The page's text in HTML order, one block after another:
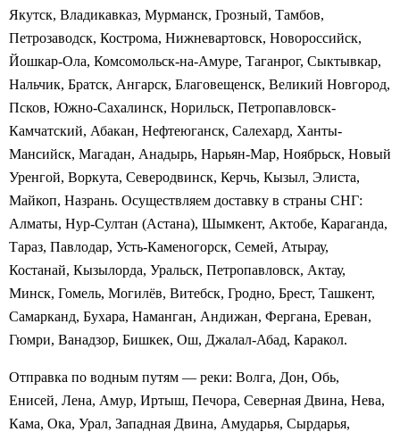
Якутск, Владикавказ, Мурманск, Грозный, Тамбов,
Петрозаводск, Кострома, Нижневартовск, Новороссийск,
Йошкар-Ола, Комсомольск-на-Амуре, Таганрог, Сыктывкар,
Нальчик, Братск, Ангарск, Благовещенск, Великий Новгород,
Псков, Южно-Сахалинск, Норильск, Петропавловск-
Камчатский, Абакан, Нефтеюганск, Салехард, Ханты-
Мансийск, Магадан, Анадырь, Нарьян-Мар, Ноябрьск, Новый
Уренгой, Воркута, Северодвинск, Керчь, Кызыл, Элиста,
Майкоп, Назрань. Осуществляем доставку в страны СНГ:
Алматы, Нур-Султан (Астана), Шымкент, Актобе, Караганда,
Тараз, Павлодар, Усть-Каменогорск, Семей, Атырау,
Костанай, Кызылорда, Уральск, Петропавловск, Актау,
Минск, Гомель, Могилёв, Витебск, Гродно, Брест, Ташкент,
Самарканд, Бухара, Наманган, Андижан, Фергана, Ереван,
Гюмри, Ванадзор, Бишкек, Ош, Джалал-Абад, Каракол.
Отправка по водным путям — реки: Волга, Дон, Обь,
Енисей, Лена, Амур, Иртыш, Печора, Северная Двина, Нева,
Кама, Ока, Урал, Западная Двина, Амударья, Сырдарья,